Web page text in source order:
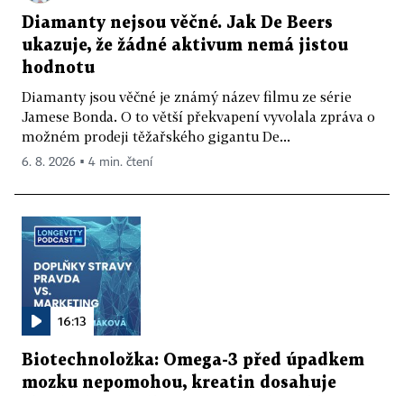
Diamanty nejsou věčné. Jak De Beers
ukazuje, že žádné aktivum nemá jistou
hodnotu
Diamanty jsou věčné je známý název filmu ze série
Jamese Bonda. O to větší překvapení vyvolala zpráva o
možném prodeji těžařského gigantu De...
6. 8. 2026 ▪ 4 min. čtení
16:13
Biotechnoložka: Omega-3 před úpadkem
mozku nepomohou, kreatin dosahuje